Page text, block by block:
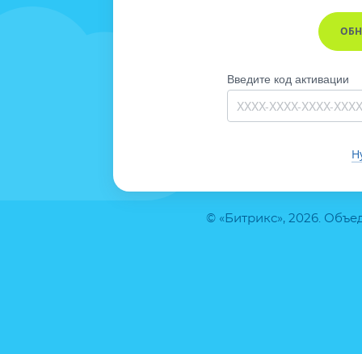
© «Битрикс», 2026.
Введите код активации